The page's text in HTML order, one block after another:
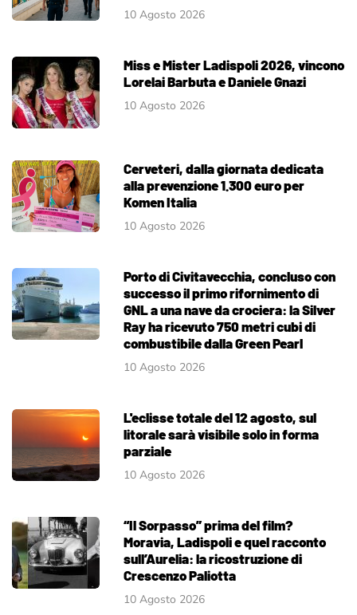
10 Agosto 2026
Miss e Mister Ladispoli 2026, vincono
Lorelai Barbuta e Daniele Gnazi
10 Agosto 2026
Cerveteri, dalla giornata dedicata
alla prevenzione 1.300 euro per
Komen Italia
10 Agosto 2026
Porto di Civitavecchia, concluso con
successo il primo rifornimento di
GNL a una nave da crociera: la Silver
Ray ha ricevuto 750 metri cubi di
combustibile dalla Green Pearl
10 Agosto 2026
L'eclisse totale del 12 agosto, sul
litorale sarà visibile solo in forma
parziale
10 Agosto 2026
“Il Sorpasso” prima del film?
Moravia, Ladispoli e quel racconto
sull’Aurelia: la ricostruzione di
Crescenzo Paliotta
10 Agosto 2026